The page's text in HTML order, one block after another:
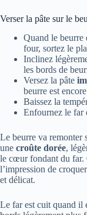
Verser la pâte sur le
Quand le beurre
four, sortez le
Inclinez
les bords de
Versez la pâte
beurre est
Baissez la
Enfournez le far
Le beurre va remonter
une croûte dorée,
le cœur fondant du far.
l’impression de
et délicat.
Le far est cuit quand il